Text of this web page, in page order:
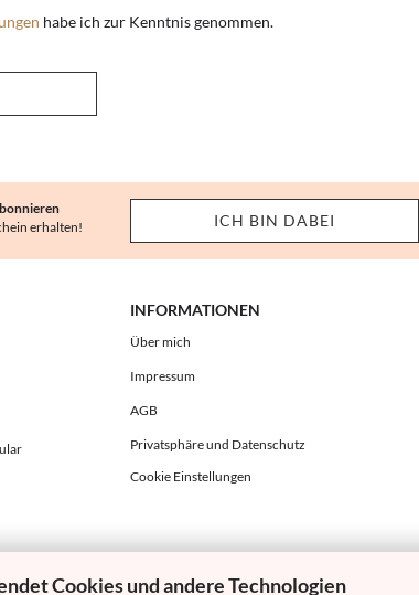
Cookies und andere Technologien
habe ich zur Kenntnis genommen.
erhalten!
INFORMATIONEN
Über mich
Impressum
AGB
Privatsphäre und Datenschutz
Cookie Einstellungen